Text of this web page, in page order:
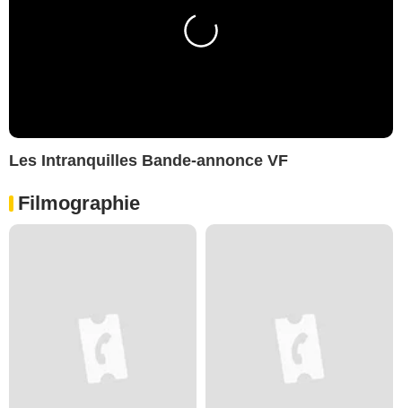
Les Intranquilles Bande-annonce VF
Filmographie